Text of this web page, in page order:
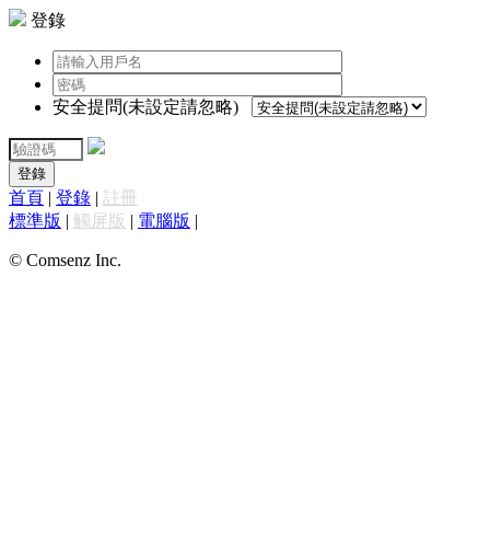
登錄
安全提問(未設定請忽略)
登錄
首頁 | 登錄 | 註冊
標準版 | 觸屏版 | 電腦版 |
© Comsenz Inc.